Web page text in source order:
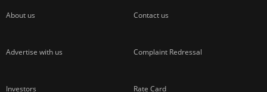
About us Contact us
Advertise with us Complaint Redressal
Investors Rate Card